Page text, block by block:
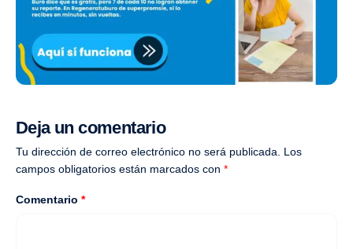
Deja un comentario
Tu dirección de correo electrónico no será publicada. Los
campos obligatorios están marcados con *
Comentario *